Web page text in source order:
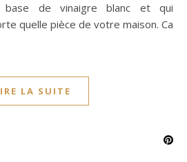
base de vinaigre blanc et qui
quelle pièce de votre maison. Ca
LA SUITE